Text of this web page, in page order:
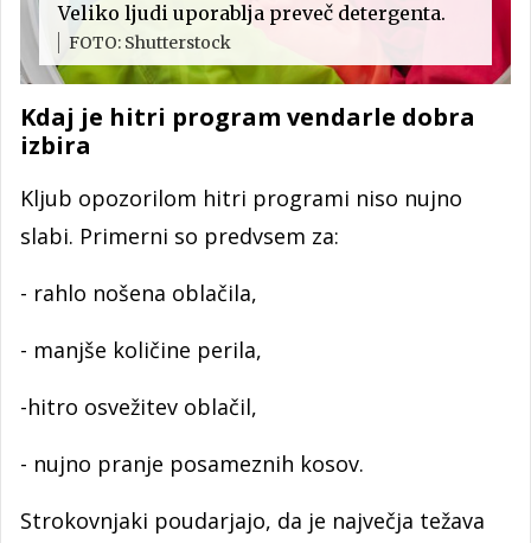
Veliko ljudi uporablja preveč detergenta.
FOTO: Shutterstock
Kdaj je hitri program vendarle dobra
izbira
Kljub opozorilom hitri programi niso nujno
slabi. Primerni so predvsem za:
- rahlo nošena oblačila,
- manjše količine perila,
-hitro osvežitev oblačil,
- nujno pranje posameznih kosov.
Strokovnjaki poudarjajo, da je največja težava